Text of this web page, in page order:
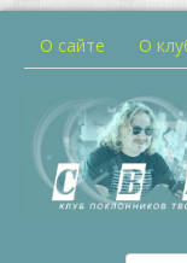
О сайте О